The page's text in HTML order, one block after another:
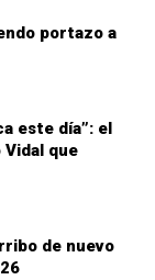
portazo a
este día”: el
que
de nuevo